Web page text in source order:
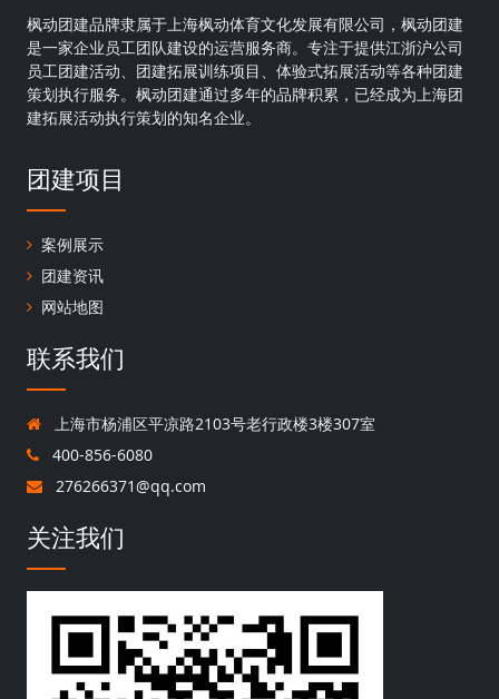
枫动团建品牌隶属于上海枫动体育文化发展有限公司，枫动团建
是一家企业员工团队建设的运营服务商。专注于提供江浙沪公司
员工团建活动、团建拓展训练项目、体验式拓展活动等各种团建
策划执行服务。枫动团建通过多年的品牌积累，已经成为上海团
建拓展活动执行策划的知名企业。
团建项目
案例展示
团建资讯
网站地图
联系我们
上海市杨浦区平凉路2103号老行政楼3楼307室
400-856-6080
276266371@qq.com
关注我们